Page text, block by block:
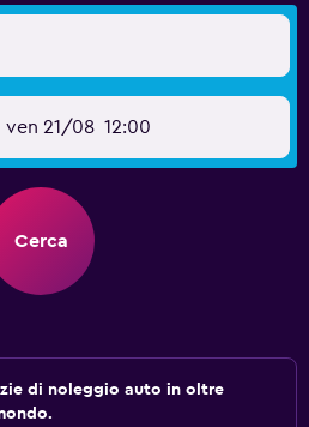
ven 21/08 12:00
Cerca
di noleggio auto in oltre